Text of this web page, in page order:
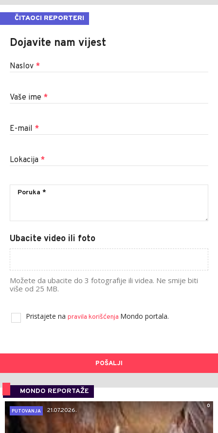
ČITAOCI REPORTERI
Dojavite nam vijest
Naslov *
Vaše ime *
E-mail *
Lokacija *
Ubacite video ili foto
Možete da ubacite do 3 fotografije ili videa. Ne smije biti
više od 25 MB.
Pristajete na pravila korišćenja Mondo portala.
POŠALJI
MONDO REPORTAŽE
0
PUTOVANJA
21.07.2026.